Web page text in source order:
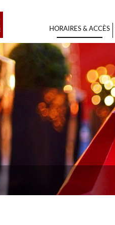
HORAIRES & ACCÈS